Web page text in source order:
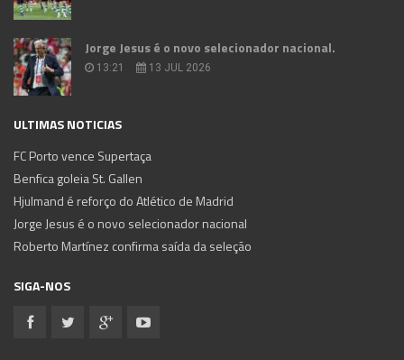
Jorge Jesus é o novo selecionador nacional.
13:21 13 JUL 2026
ULTIMAS NOTICIAS
FC Porto vence Supertaça
Benfica goleia St. Gallen
Hjulmand é reforço do Atlético de Madrid
Jorge Jesus é o novo selecionador nacional
Roberto Martínez confirma saída da seleção
SIGA-NOS